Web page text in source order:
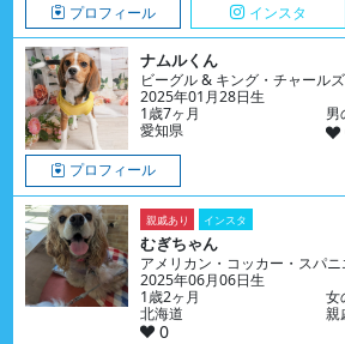
プロフィール インスタ
ナムルくん
ビーグル & キング・チャール
2025年01月28日生
1歳7ヶ月
男
愛知県
プロフィール
親戚あり インスタ
むぎちゃん
アメリカン・コッカー・スパ
2025年06月06日生
1歳2ヶ月
女
北海道
親
0